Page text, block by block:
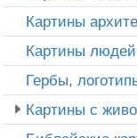
Картины
Картины людей
Гербы,
Картины с